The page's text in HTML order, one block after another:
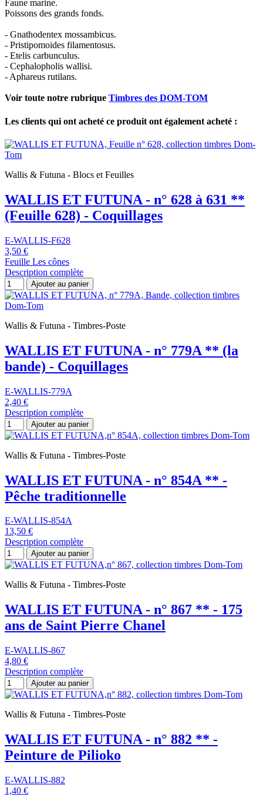
Faune marine.
Poissons des grands fonds.
- Gnathodentex mossambicus.
- Pristipomoides filamentosus.
- Etelis carbunculus.
- Cephalopholis wallisi.
- Aphareus rutilans.
Voir toute notre rubrique Timbres des DOM-TOM
Les clients qui ont acheté ce produit ont également acheté :
Wallis & Futuna - Blocs et Feuilles
WALLIS ET FUTUNA - n° 628 à 631 **
(Feuille 628) - Coquillages
E-WALLIS-F628
3,50 €
Feuille Les cônes
Description complète
Ajouter au panier
Wallis & Futuna - Timbres-Poste
WALLIS ET FUTUNA - n° 779A ** (la
bande) - Coquillages
E-WALLIS-779A
2,40 €
Description complète
Ajouter au panier
Wallis & Futuna - Timbres-Poste
WALLIS ET FUTUNA - n° 854A ** -
Pêche traditionnelle
E-WALLIS-854A
13,50 €
Description complète
Ajouter au panier
Wallis & Futuna - Timbres-Poste
WALLIS ET FUTUNA - n° 867 ** - 175
ans de Saint Pierre Chanel
E-WALLIS-867
4,80 €
Description complète
Ajouter au panier
Wallis & Futuna - Timbres-Poste
WALLIS ET FUTUNA - n° 882 ** -
Peinture de Pilioko
E-WALLIS-882
1,40 €